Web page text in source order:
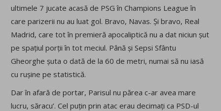
ultimele 7 jucate acasă de PSG în Champions League în
care parizerii nu au luat gol. Bravo, Navas. Și bravo, Real
Madrid, care tot în premieră apocaliptică nu a dat niciun șut
pe spațiul porții în tot meciul. Până și Sepsi Sfântu
Gheorghe șuta o dată de la 60 de metri, numai să nu iasă
cu rușine pe statistică.
Dar în afară de portar, Parisul nu părea c-ar avea mare
lucru, săracu’. Cel puțin prin atac erau decimați ca PSD-ul